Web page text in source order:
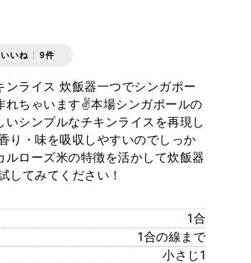
いいね 9件
ライス 炊飯器一つでシンガポー
ちゃいます✌️本場シンガポールの
シンプルなチキンライスを再現し
り・味を吸収しやすいのでしっか
ローズ米の特徴を活かして炊飯器
してみてください！
1合
1合の線まで
小さじ1